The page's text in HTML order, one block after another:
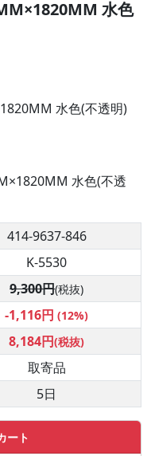
水色
水色(不透明)
水色(不透
414-9637-846
K-5530
9,300円(税抜)
-1,116円 (12%)
8,184円(税抜)
取寄品
5日
ート